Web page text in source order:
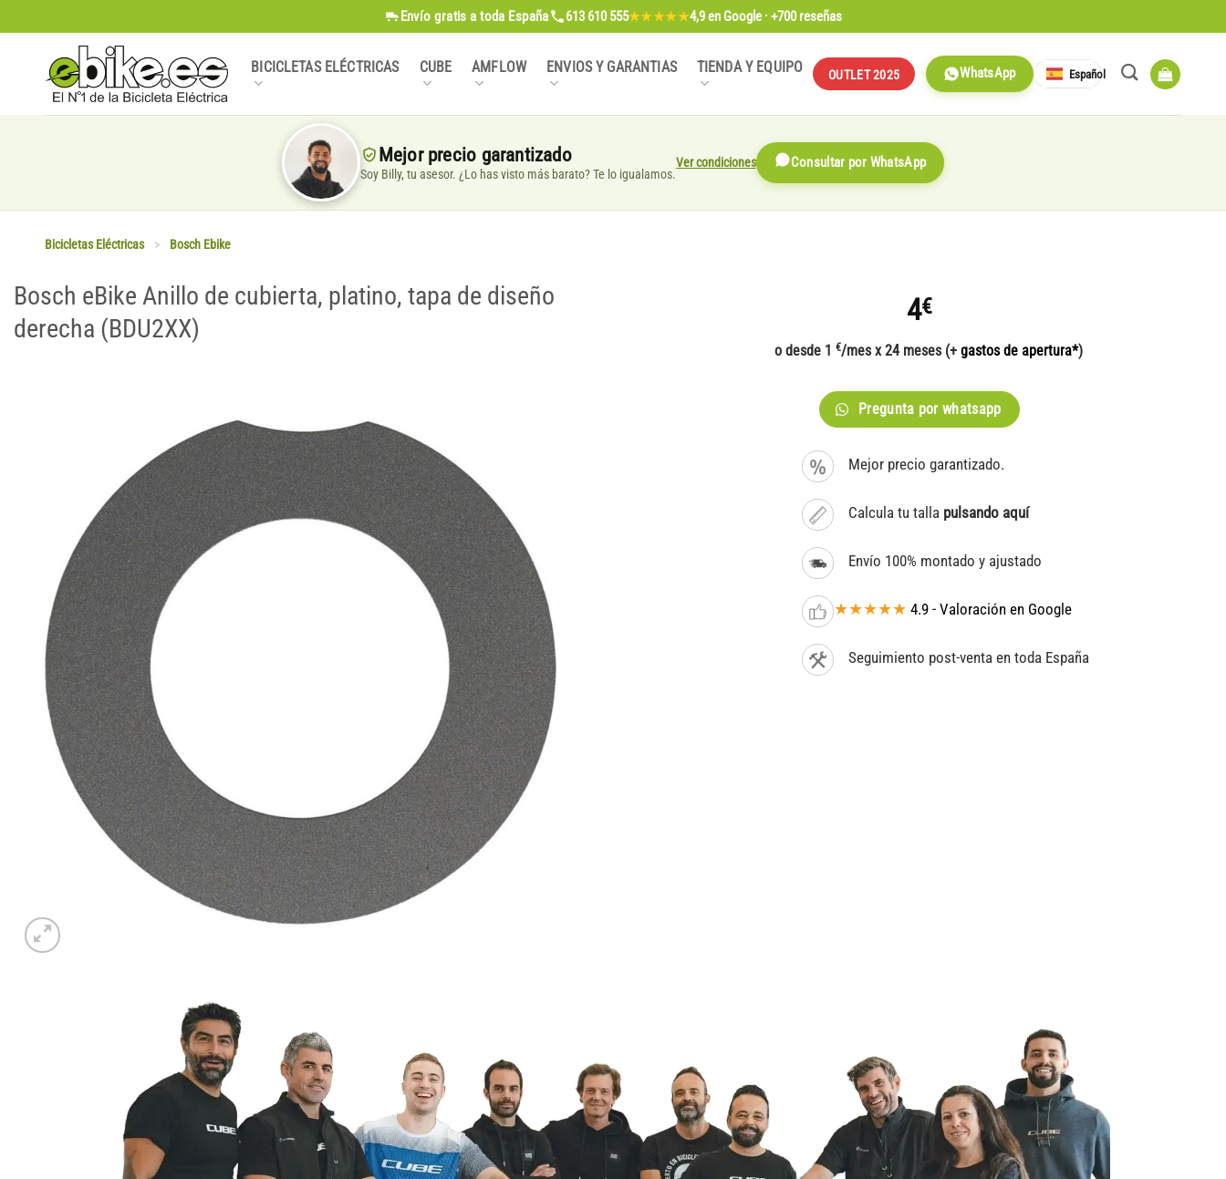
al
contenido
Envío gratis a toda España 613 610 555★★★★★4,9en Google · +700 reseñas
BICICLETAS ELÉCTRICAS CUBE AMFLOW ENVIOS Y GARANTIAS TIENDA Y EQUIPO OUTLET 2025 WhatsApp Español
Mejor precio garantizado
Soy Billy, tu asesor. ¿Lo has visto más barato? Te lo igualamos.
Ver condiciones Consultar por WhatsApp
Bicicletas Eléctricas > Bosch Ebike
Bosch eBike Anillo de cubierta, platino, tapa de diseño
derecha (BDU2XX)
4€
o desde 1 €/mes x 24 meses (+ gastos de apertura*)
Pregunta por whatsapp
Mejor precio garantizado.
Calcula tu talla pulsando aquí
Envío 100% montado y ajustado
★★★★★ 4.9 - Valoración en Google
Seguimiento post-venta en toda España